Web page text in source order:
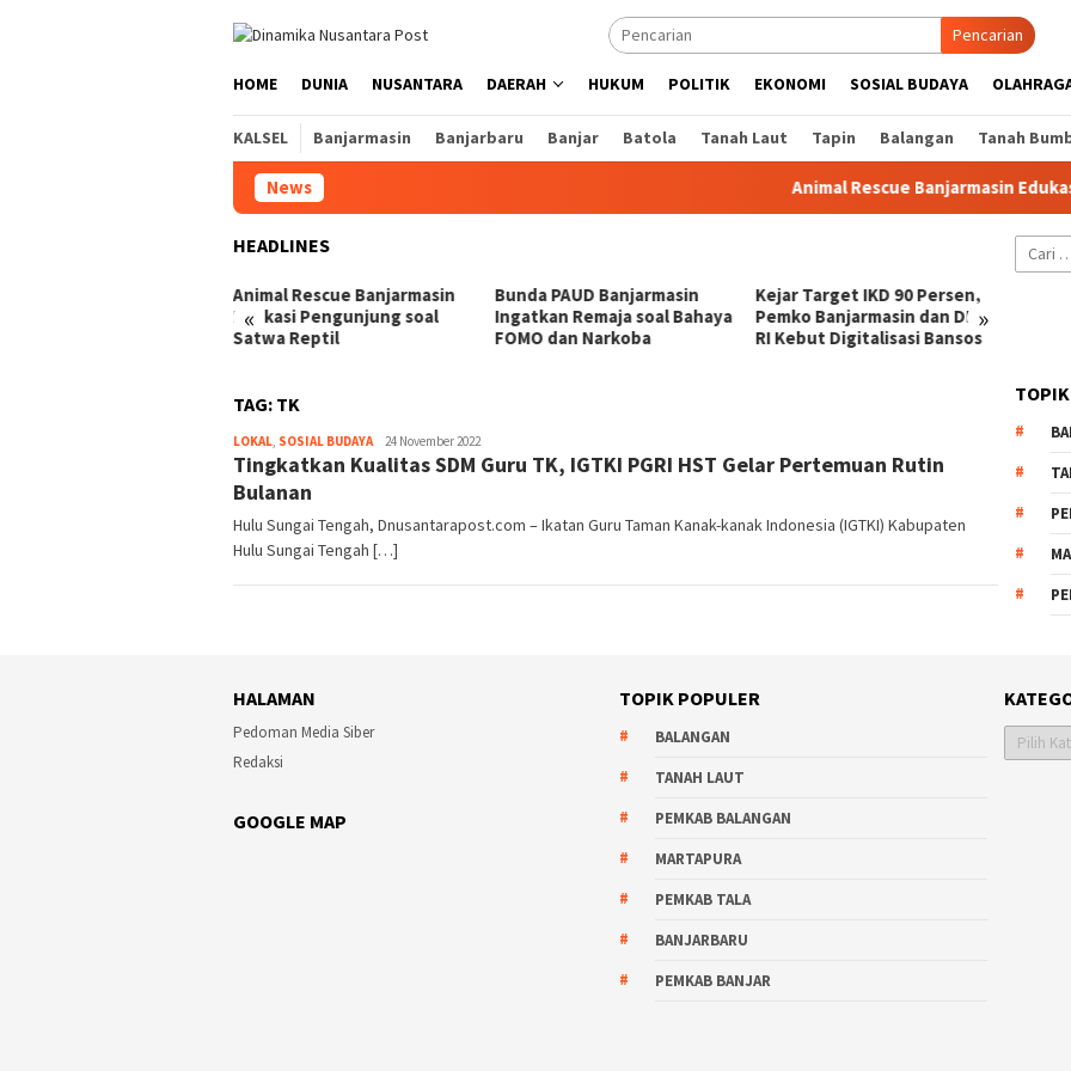
Pencarian
HOME DUNIA NUSANTARA DAERAH HUKUM POLITIK EKONOMI SOSIAL BUDAYA
KALSEL Banjarmasin Banjarbaru Banjar Batola Tanah Laut Tapin Balangan Tanah
News Animal Rescue Banjarmasin Edukasi
HEADLINES
« »
Animal Rescue Banjarmasin
Edukasi Pengunjung soal
Satwa Reptil
Bunda PAUD Banjarmasin
Ingatkan Remaja soal Bahaya
FOMO dan Narkoba
Kejar Target IKD 90 Persen,
Pemko Banjarmasin dan DPR
RI Kebut Digitalisasi Bansos
TAG: TK
LOKAL, SOSIAL BUDAYAHariadi
Adi
24 November 2022
Tingkatkan Kualitas SDM Guru TK, IGTKI PGRI HST Gelar Pertemuan Rutin
Bulanan
Hulu Sungai Tengah, Dnusantarapost.com – Ikatan Guru Taman Kanak-kanak Indonesia (IGTKI) Kabupaten
Hulu Sungai Tengah […]
Cari
untuk:
HALAMAN
Pedoman Media Siber
Redaksi
GOOGLE MAP
TOPIK POPULER
BALANGAN
TANAH LAUT
PEMKAB BALANGAN
MARTAPURA
PEMKAB TALA
BANJARBARU
PEMKAB BANJAR
Kategori